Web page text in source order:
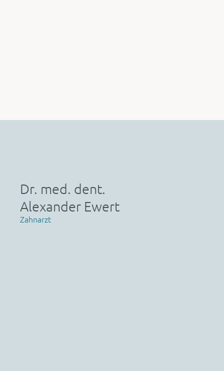
Dr. med. dent.
Alexander Ewert
Zahnarzt